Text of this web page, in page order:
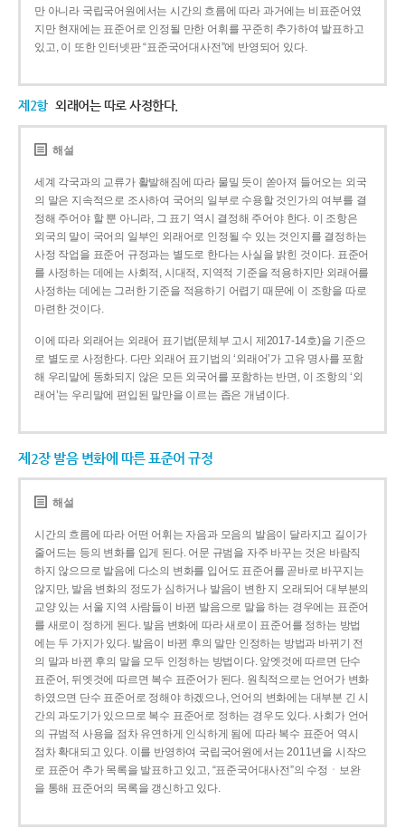
만 아니라 국립국어원에서는 시간의 흐름에 따라 과거에는 비표준어였
지만 현재에는 표준어로 인정될 만한 어휘를 꾸준히 추가하여 발표하고
있고, 이 또한 인터넷판 “표준국어대사전”에 반영되어 있다.
제2항 외래어는 따로 사정한다.
해설
세계 각국과의 교류가 활발해짐에 따라 물밀 듯이 쏟아져 들어오는 외국
의 말은 지속적으로 조사하여 국어의 일부로 수용할 것인가의 여부를 결
정해 주어야 할 뿐 아니라, 그 표기 역시 결정해 주어야 한다. 이 조항은
외국의 말이 국어의 일부인 외래어로 인정될 수 있는 것인지를 결정하는
사정 작업을 표준어 규정과는 별도로 한다는 사실을 밝힌 것이다. 표준어
를 사정하는 데에는 사회적, 시대적, 지역적 기준을 적용하지만 외래어를
사정하는 데에는 그러한 기준을 적용하기 어렵기 때문에 이 조항을 따로
마련한 것이다.
이에 따라 외래어는 외래어 표기법(문체부 고시 제2017-14호)을 기준으
로 별도로 사정한다. 다만 외래어 표기법의 ‘외래어’가 고유 명사를 포함
해 우리말에 동화되지 않은 모든 외국어를 포함하는 반면, 이 조항의 ‘외
래어’는 우리말에 편입된 말만을 이르는 좁은 개념이다.
제2장 발음 변화에 따른 표준어 규정
해설
시간의 흐름에 따라 어떤 어휘는 자음과 모음의 발음이 달라지고 길이가
줄어드는 등의 변화를 입게 된다. 어문 규범을 자주 바꾸는 것은 바람직
하지 않으므로 발음에 다소의 변화를 입어도 표준어를 곧바로 바꾸지는
않지만, 발음 변화의 정도가 심하거나 발음이 변한 지 오래되어 대부분의
교양 있는 서울 지역 사람들이 바뀐 발음으로 말을 하는 경우에는 표준어
를 새로이 정하게 된다. 발음 변화에 따라 새로이 표준어를 정하는 방법
에는 두 가지가 있다. 발음이 바뀐 후의 말만 인정하는 방법과 바뀌기 전
의 말과 바뀐 후의 말을 모두 인정하는 방법이다. 앞엣것에 따르면 단수
표준어, 뒤엣것에 따르면 복수 표준어가 된다. 원칙적으로는 언어가 변화
하였으면 단수 표준어로 정해야 하겠으나, 언어의 변화에는 대부분 긴 시
간의 과도기가 있으므로 복수 표준어로 정하는 경우도 있다. 사회가 언어
의 규범적 사용을 점차 유연하게 인식하게 됨에 따라 복수 표준어 역시
점차 확대되고 있다. 이를 반영하여 국립국어원에서는 2011년을 시작으
로 표준어 추가 목록을 발표하고 있고, “표준국어대사전”의 수정ㆍ보완
을 통해 표준어의 목록을 갱신하고 있다.